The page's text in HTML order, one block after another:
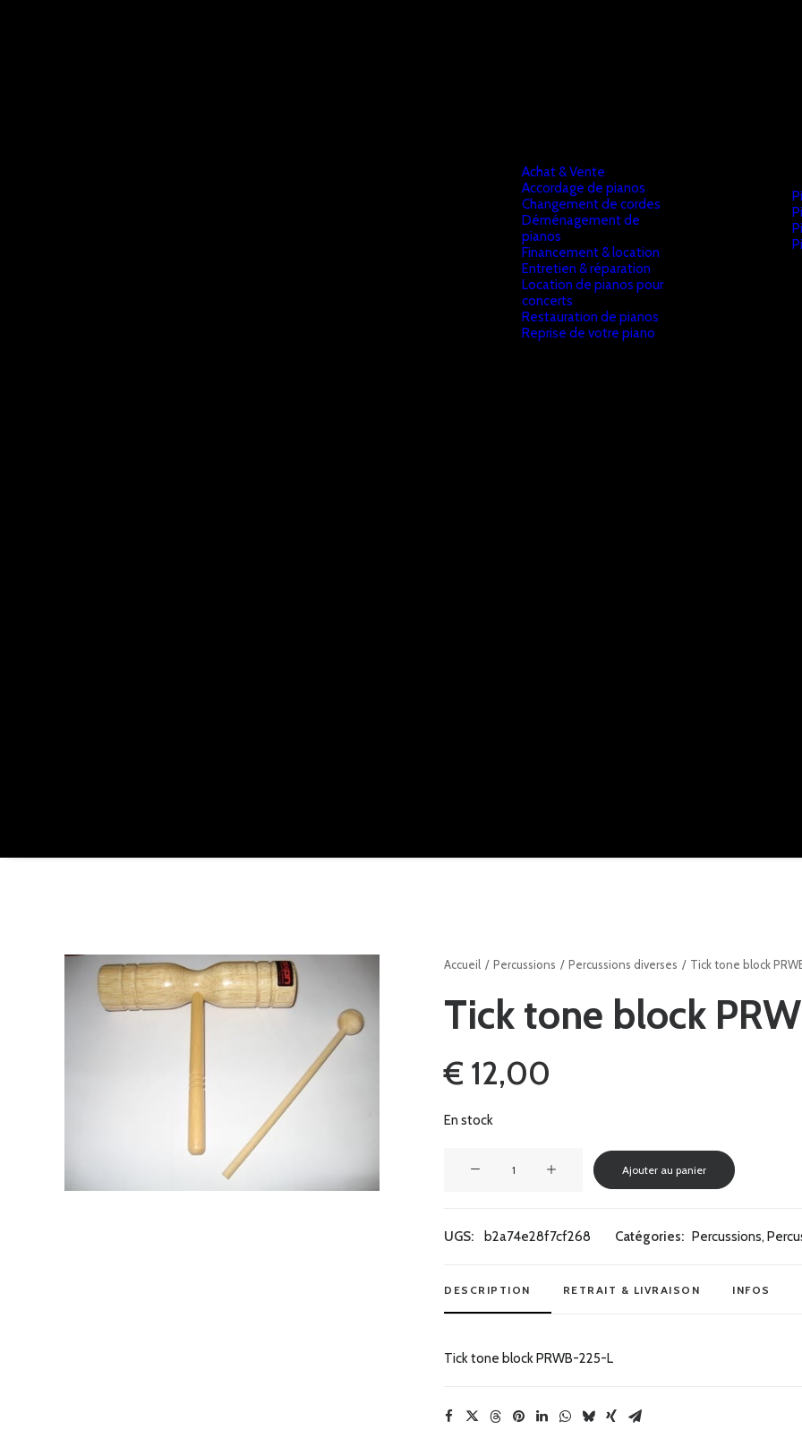
Achat & Vente
Accordage de pianos
Changement de cordes
Déménagement de
pianos
Financement & location
Entretien & réparation
Location de pianos pour
concerts
Restauration de pianos
Reprise de votre piano
Accueil Percussions Percussions diverses Tick tone block
Tick tone block
€ 12,00
En stock
tone
225-
Ajouter au panier
UGS: b2a74e28f7cf268 Catégories: Percussions,
DESCRIPTION RETRAIT & LIVRAISON INFOS
Tick tone block PRWB-225-L